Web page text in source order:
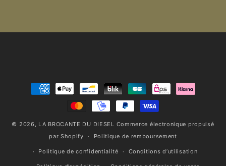
Moyens
© 2026, LA BROCANTE DU DIESEL Commerce électronique propulsé
par Shopify
Politique de remboursement
Politique de confidentialité Conditions d’utilisation